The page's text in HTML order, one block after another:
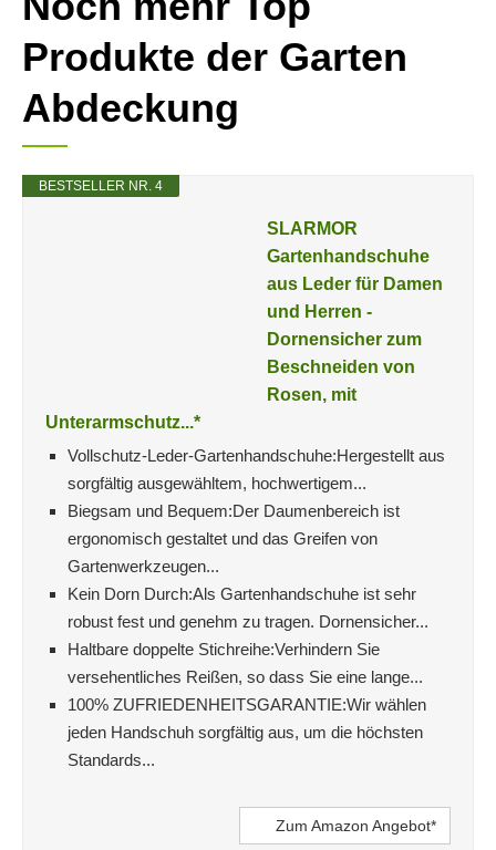
Produkte der Garten
Abdeckung
BESTSELLER NR. 4
SLARMOR
Gartenhandschuhe
aus Leder für Damen
und Herren -
Dornensicher zum
Beschneiden von
Rosen, mit
Unterarmschutz...*
Vollschutz-Leder-Gartenhandschuhe:Hergestellt aus
sorgfältig ausgewähltem, hochwertigem...
Biegsam und Bequem:Der Daumenbereich ist
ergonomisch gestaltet und das Greifen von
Gartenwerkzeugen...
Kein Dorn Durch:Als Gartenhandschuhe ist sehr
robust fest und genehm zu tragen. Dornensicher...
Haltbare doppelte Stichreihe:Verhindern Sie
versehentliches Reißen, so dass Sie eine lange...
100% ZUFRIEDENHEITSGARANTIE:Wir wählen
jeden Handschuh sorgfältig aus, um die höchsten
Standards...
Zum Amazon Angebot*